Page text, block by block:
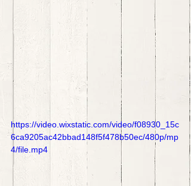
https://video.wixstatic.com/video/f08930_15c
6ca9205ac42bbad148f5f478b50ec/480p/mp
4/file.mp4